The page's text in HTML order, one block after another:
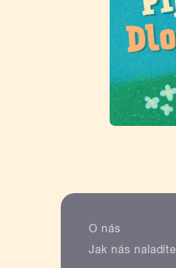
O nás
Jak nás naladíte